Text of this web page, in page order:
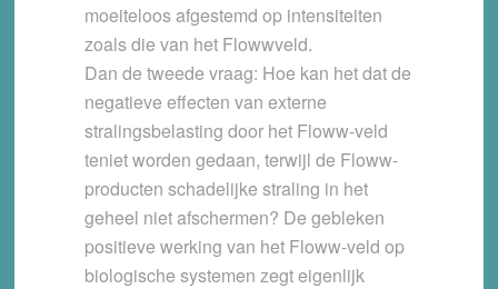
moeiteloos afgestemd op intensiteiten
zoals die van het Flowwveld.
Dan de tweede vraag: Hoe kan het dat de
negatieve effecten van externe
stralingsbelasting door het Floww-veld
teniet worden gedaan, terwijl de Floww-
producten schadelijke straling in het
geheel niet afschermen? De gebleken
positieve werking van het Floww-veld op
biologische systemen zegt eigenlijk